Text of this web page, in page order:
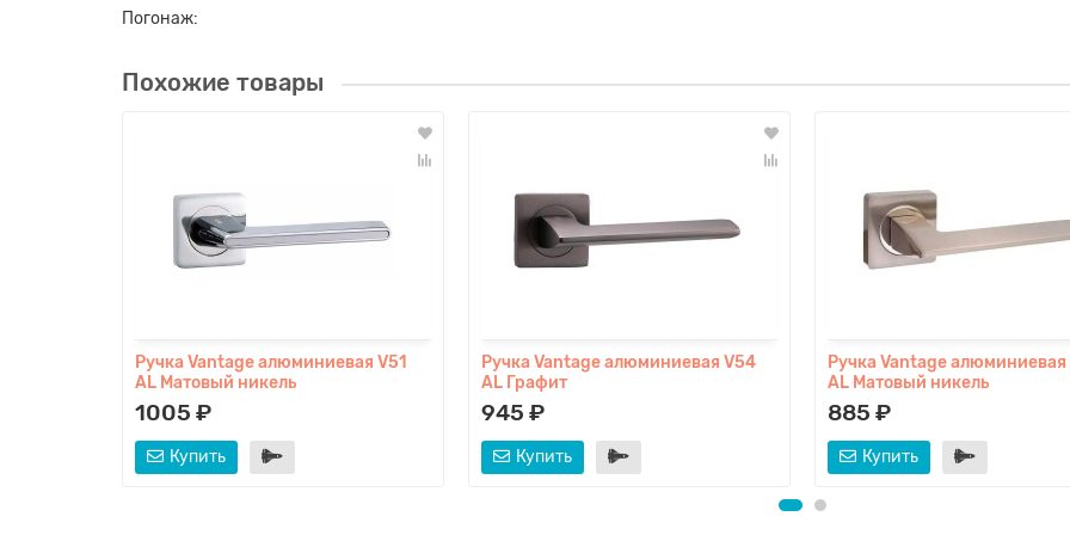
Погонаж:
Похожие товары
Ручка Vantage алюминиевая V51
AL Матовый никель
1005 ₽
Купить
Ручка Vantage алюминиевая V54
AL Графит
945 ₽
Купить
Ручка Vantage алюминиевая
AL Матовый никель
885 ₽
Купить